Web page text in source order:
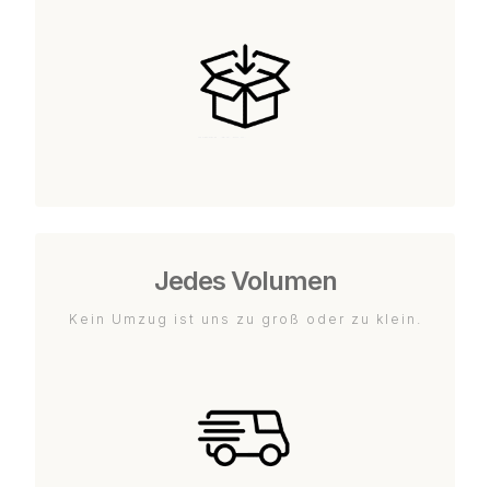
Jedes Volumen
Kein Umzug ist uns zu groß oder zu klein.